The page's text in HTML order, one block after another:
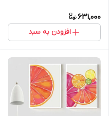
631,000
افزودن به سبد